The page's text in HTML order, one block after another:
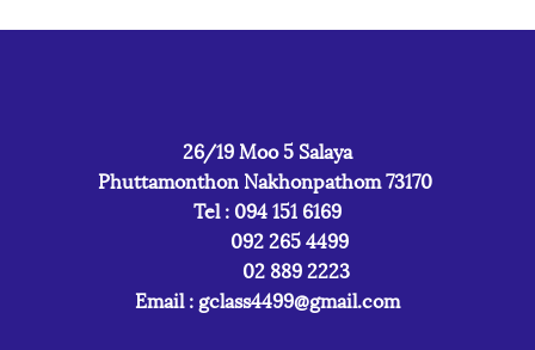
26/19 Moo 5 Salaya
Phuttamonthon Nakhonpathom 73170
Tel : 094 151 6169
092 265 4499
02 889 2223
Email : gclass4499@gmail.com